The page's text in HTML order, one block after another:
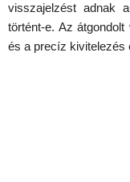
visszajelzést adnak
történt-e. Az
és a precíz kivitelezés